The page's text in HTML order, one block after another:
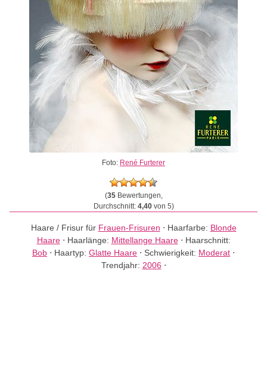
Foto: René Furterer
(35Bewertungen,
Durchschnitt: 4,40von 5)
Haare / Frisur für Frauen-Frisuren ⋅ Haarfarbe: Blonde
Haare⋅ Haarlänge: Mittellange Haare⋅ Haarschnitt:
Bob ⋅ Haartyp: Glatte Haare ⋅ Schwierigkeit: Moderat ⋅
Trendjahr: 2006 ⋅